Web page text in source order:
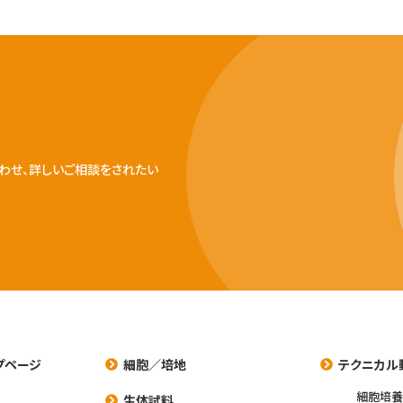
せ、詳しいご相談をされたい
ページ
細胞／培地
テクニカル
細胞培養